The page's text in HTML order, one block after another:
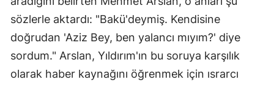
sözlerle aktardı: "Bakü'deymiş. Kendisine
doğrudan 'Aziz Bey, ben yalancı mıyım?' diye
sordum." Arslan, Yıldırım'ın bu soruya karşılık
olarak haber kaynağını öğrenmek için ısrarcı